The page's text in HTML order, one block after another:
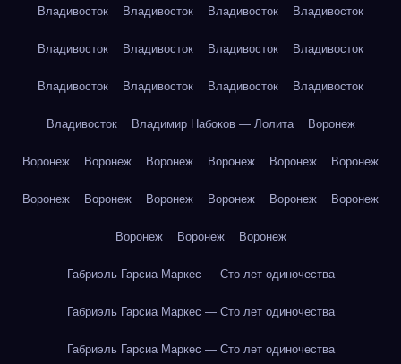
Владивосток Владивосток Владивосток Владивосток
Владивосток Владивосток Владивосток Владивосток
Владивосток Владивосток Владивосток Владивосток
Владивосток Владимир Набоков — Лолита Воронеж
Воронеж Воронеж Воронеж Воронеж Воронеж Воронеж
Воронеж Воронеж Воронеж Воронеж Воронеж Воронеж
Воронеж Воронеж Воронеж
Габриэль Гарсиа Маркес — Сто лет одиночества
Габриэль Гарсиа Маркес — Сто лет одиночества
Габриэль Гарсиа Маркес — Сто лет одиночества